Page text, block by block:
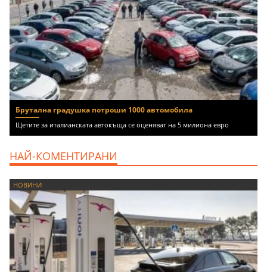
Брутална градушка потроши 1000 автомобила
Щетите за италианската автокъща се оценяват на 5 милиона евро
НАЙ-КОМЕНТИРАНИ
НОВИНИ